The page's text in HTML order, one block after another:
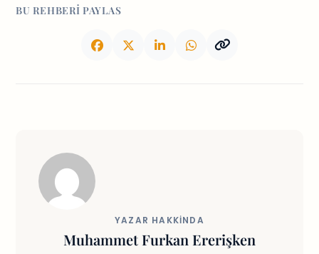
BU REHBERI PAYLAS
YAZAR HAKKINDA
Muhammet Furkan Ererişken